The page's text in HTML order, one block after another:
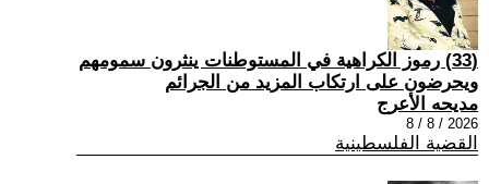
(33) رموز الكراهية في المستوطنات ينثرون سمومهم
ويحرضون على ارتكاب المزيد من الجرائم
مديحه الأعرج
2026 / 8 / 8
القضية الفلسطينية